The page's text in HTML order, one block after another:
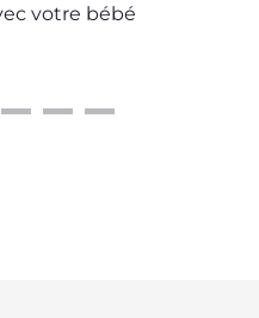
votre bébé